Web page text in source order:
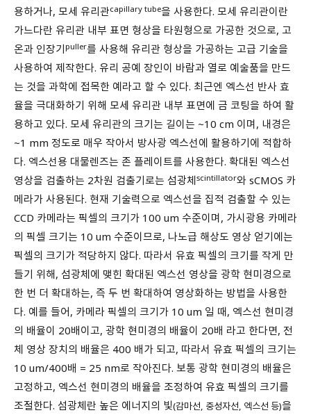
용하거나, 모세 유리관capillary tube을 사용한다. 모세 유리관이란
가느다란 유리관 내부 표면 형상을 타원형으로 가공한 것으로, 고
온과 인장기puller를 사용해 유리관 형상을 가공하는 고급 기술을
사용하여 제작한다. 유리 공예 장인이 바람과 열로 예술품을 만드
는 것을 과학에 접목한 예라고 할 수 있다. 최근엔 엑스선 반사 효
율을 극대화하기 위해 모세 유리관 내부 표면에 금 코팅을 하여 활
용하고 있다. 모세 유리관의 크기는 길이는 ~10 cm 이며, 내경은
~1 mm 정도로 매우 작아서 방사광 엑스선에 활용하기에 적합하
다. 엑스선용 대물렌즈는 존 플레이트를 사용한다. 확대된 엑스선
영상을 검출하는 2차원 검출기로는 섬광체scintillator와 sCMOS 카
메라가 사용된다. 현재 기술력으로 엑스선을 집적 검출할 수 있는
CCD 카메라는 픽셀의 크기가 100 um 수준이며, 가시광용 카메라
의 픽셀 크기는 10 um 수준이므로, 나노급 해상도 영상 얻기에는
픽셀의 크기가 적당하지 않다. 따라서 유효 픽셀의 크기를 작게 만
들기 위해, 섬광체에 맺힌 확대된 엑스선 영상을 광학 현미경으로
한 번 더 확대하는, 즉 두 번 확대하여 영상화하는 방법을 사용한
다. 예를 들어, 카메라 픽셀의 크기가 10 um 일 때, 엑스선 현미경
의 배율이 20배이고, 광학 현미경의 배율이 20배 라고 한다면, 전
체 영상 장치의 배율은 400 배가 되고, 따라서 유효 픽셀의 크기는
10 um/400배 = 25 nm로 작아진다. 보통 광학 현미경의 배율은
고정하고, 엑스선 현미경의 배율을 조정하여 유효 픽셀의 크기를
조절한다. 섬광체란 높은 에너지의 빛(감마선, 중성자선, 엑스선 등)을